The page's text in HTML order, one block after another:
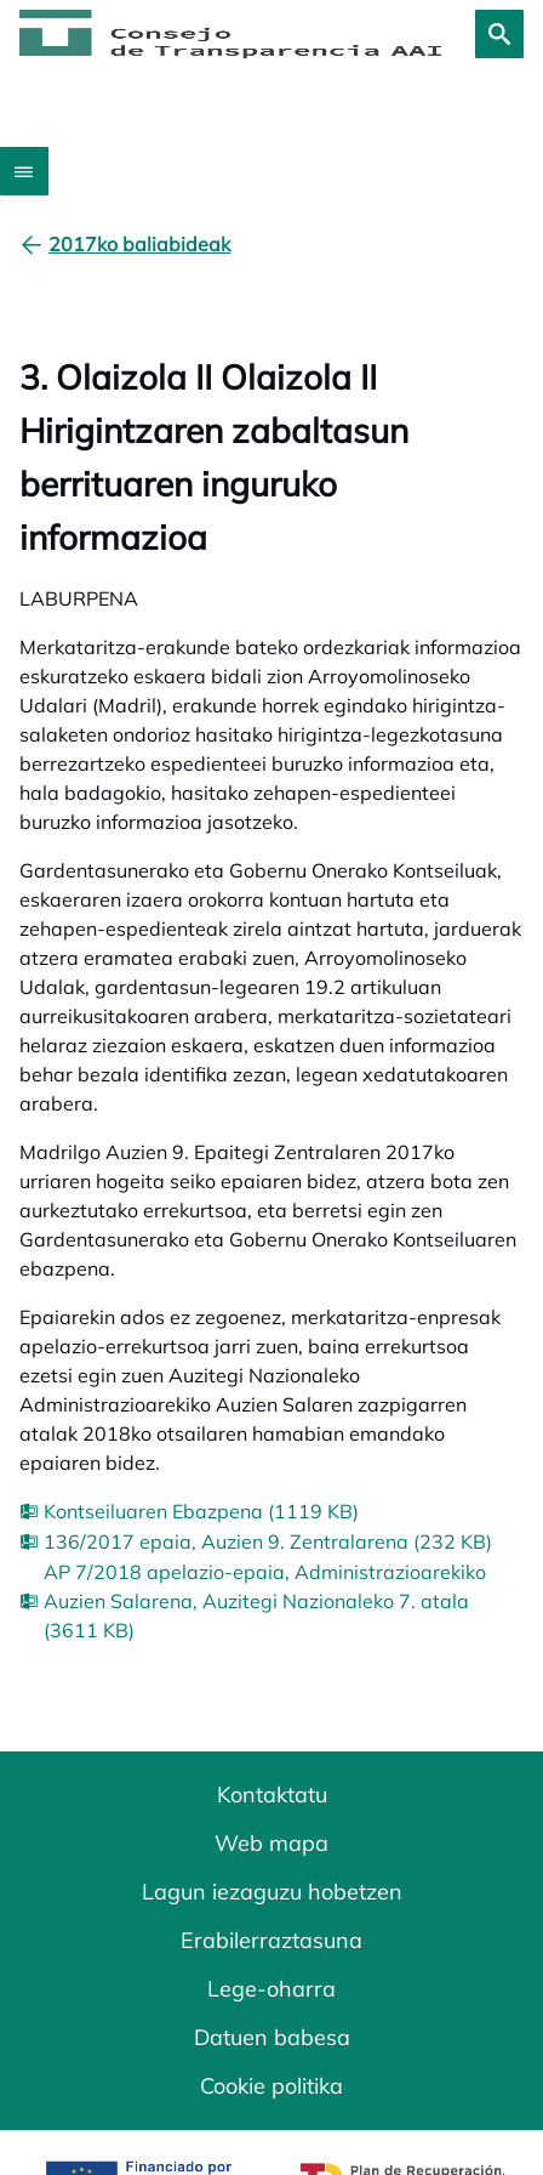
2017ko baliabideak
3. Olaizola II Olaizola II
Hirigintzaren zabaltasun
berrituaren inguruko
informazioa
LABURPENA
Merkataritza-erakunde bateko ordezkariak informazioa
eskuratzeko eskaera bidali zion Arroyomolinoseko
Udalari (Madril), erakunde horrek egindako hirigintza-
salaketen ondorioz hasitako hirigintza-legezkotasuna
berrezartzeko espedienteei buruzko informazioa eta,
hala badagokio, hasitako zehapen-espedienteei
buruzko informazioa jasotzeko.
Gardentasunerako eta Gobernu Onerako Kontseiluak,
eskaeraren izaera orokorra kontuan hartuta eta
zehapen-espedienteak zirela aintzat hartuta, jarduerak
atzera eramatea erabaki zuen, Arroyomolinoseko
Udalak, gardentasun-legearen 19.2 artikuluan
aurreikusitakoaren arabera, merkataritza-sozietateari
helaraz ziezaion eskaera, eskatzen duen informazioa
behar bezala identifika zezan, legean xedatutakoaren
arabera.
Madrilgo Auzien 9. Epaitegi Zentralaren 2017ko
urriaren hogeita seiko epaiaren bidez, atzera bota zen
aurkeztutako errekurtsoa, eta berretsi egin zen
Gardentasunerako eta Gobernu Onerako Kontseiluaren
ebazpena.
Epaiarekin ados ez zegoenez, merkataritza-enpresak
apelazio-errekurtsoa jarri zuen, baina errekurtsoa
ezetsi egin zuen Auzitegi Nazionaleko
Administrazioarekiko Auzien Salaren zazpigarren
atalak 2018ko otsailaren hamabian emandako
epaiaren bidez.
Kontseiluaren Ebazpena (1119 KB)
136/2017 epaia, Auzien 9. Zentralarena (232 KB)
AP 7/2018 apelazio-epaia, Administrazioarekiko
Auzien Salarena, Auzitegi Nazionaleko 7. atala
(3611 KB)
Kontaktatu
Web mapa
Lagun iezaguzu hobetzen
Erabilerraztasuna
Lege-oharra
Datuen babesa
Cookie politika